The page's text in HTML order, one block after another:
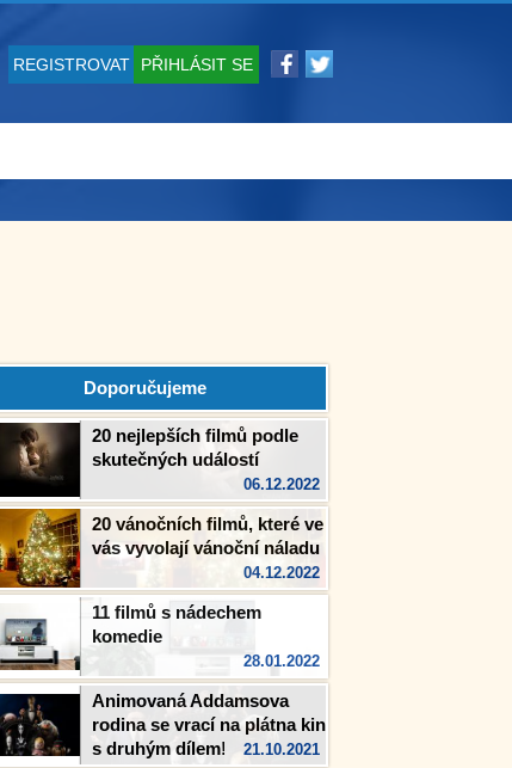
REGISTROVAT PŘIHLÁSIT SE
Doporučujeme
20 nejlepších filmů podle
skutečných událostí
06.12.2022
20 vánočních filmů, které ve
vás vyvolají vánoční náladu
04.12.2022
11 filmů s nádechem
komedie
28.01.2022
Animovaná Addamsova
rodina se vrací na plátna kin
s druhým dílem!
21.10.2021